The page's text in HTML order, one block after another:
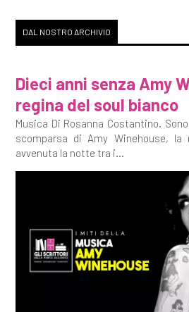
DAL NOSTRO ARCHIVIO
Dieci anni senza Amy
regina del soul bianco
Musica Di Rosanna Costantino.
scomparsa di Amy Winehouse, la
avvenuta la notte tra i...